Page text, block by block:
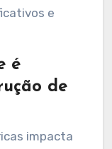
e
é
de
impacta